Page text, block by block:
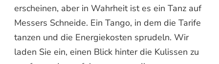
erscheinen, aber in Wahrheit ist es ein Tanz auf
Messers Schneide. Ein Tango, in dem die Tarife
tanzen und die Energiekosten sprudeln. Wir
laden Sie ein, einen Blick hinter die Kulissen zu